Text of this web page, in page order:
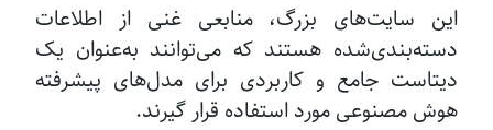
این سایت‌های بزرگ، منابعی غنی از اطلاعات
دسته‌بندی‌شده هستند که می‌توانند به‌عنوان یک
دیتاست جامع و کاربردی برای مدل‌های پیشرفته
هوش مصنوعی مورد استفاده قرار گیرند.